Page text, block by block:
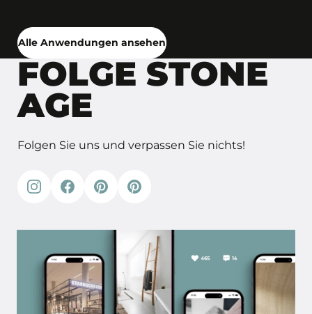
Alle Anwendungen ansehen
FOLGE STONE
AGE
Folgen Sie uns und verpassen Sie nichts!